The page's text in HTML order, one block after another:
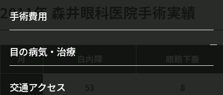
スタッフ紹介
森井眼科の特徴
医師のご紹介
一般診療
メガネ・コンタクトレンズ
セカンドオピニオンについて
オルソケラトロジー
手術費用
目の病気・治療
目の病気
交通アクセス
2011年 森井眼科医院手術実績
月 白内障 眼瞼下垂
1月 53 8